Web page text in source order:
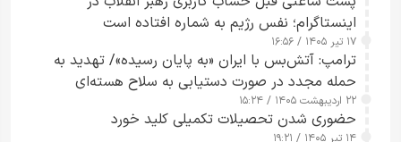
اینستاگرام؛ نفس رژیم به شماره افتاده است​
۱۷ تیر ۱۴۰۵ / ۱۶:۵۶
ترامپ: آتش‌بس با ایران «به پایان رسیده»/ تهدید به
حمله مجدد در صورت دستیابی به سلاح هسته‌ای
۲۲ اردیبهشت ۱۴۰۵ / ۱۵:۲۴
حضوری شدن تحصیلات تکمیلی کلید خورد
۱۴ تیر ۱۴۰۵ / ۱۹:۲۱